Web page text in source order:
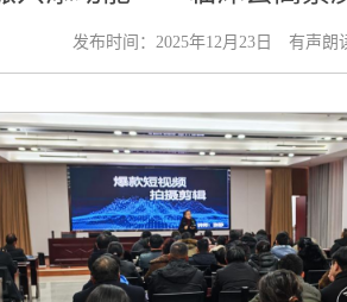
发布时间：2025年12月23日 有声朗